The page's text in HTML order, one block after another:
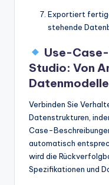
Exportiert
stehende
Use-
Studio: Von
Verbinden Sie
Datenstrukturen,
Case-
automatisch
wird die
Spezifikationen und